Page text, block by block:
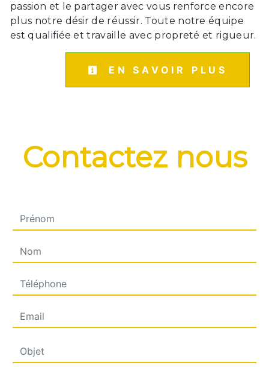
passion et le partager avec vous renforce encore
plus notre désir de réussir. Toute notre équipe
est qualifiée et travaille avec propreté et rigueur.
EN SAVOIR PLUS
Contactez nous